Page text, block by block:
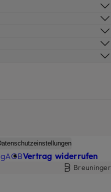
AGBVertrag widerrufen
Breuninger